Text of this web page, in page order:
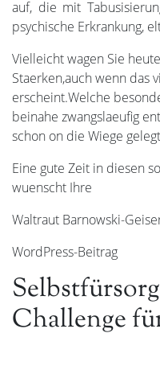
auf, die mit
psychische Erkrankung,
Vielleicht wagen Sie
Staerken,auch wenn das
erscheint.Welche
beinahe zwangslaeufig
schon on die Wiege
Eine gute Zeit in diesen
wuenscht Ihre
Waltraut Barnowski-
WordPress-Beitrag
Challenge